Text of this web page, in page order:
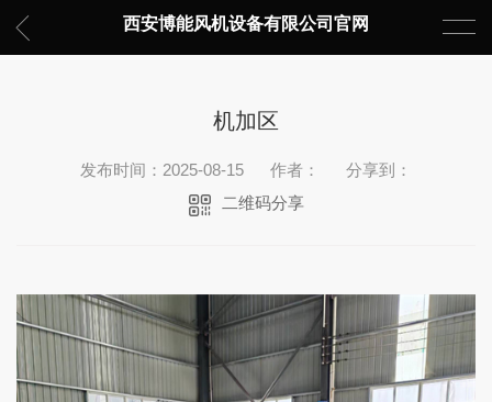
西安博能风机设备有限公司官网
机加区
发布时间：2025-08-15 作者：
分享到：
二维码分享